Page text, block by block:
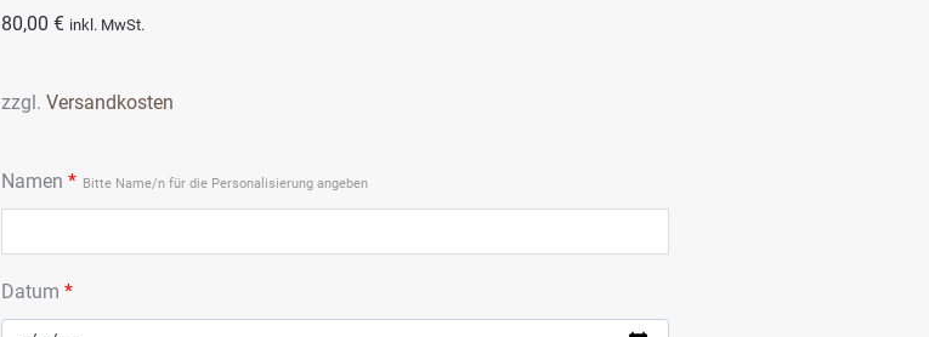
80,00 € inkl. MwSt.
zzgl. Versandkosten
Namen * Bitte Name/n für die Personalisierung angeben
Datum *
Willkommensschild
Hochzeit
|
personalisierbar
Menge